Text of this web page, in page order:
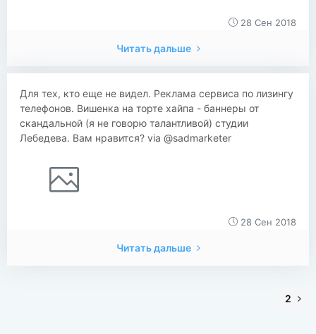
28 Сен 2018
Читать дальше
Для тех, кто еще не видел. Реклама сервиса по лизингу
телефонов. Вишенка на торте хайпа - баннеры от
скандальной (я не говорю талантливой) студии
Лебедева. Вам нравится? via @sadmarketer
28 Сен 2018
Читать дальше
2